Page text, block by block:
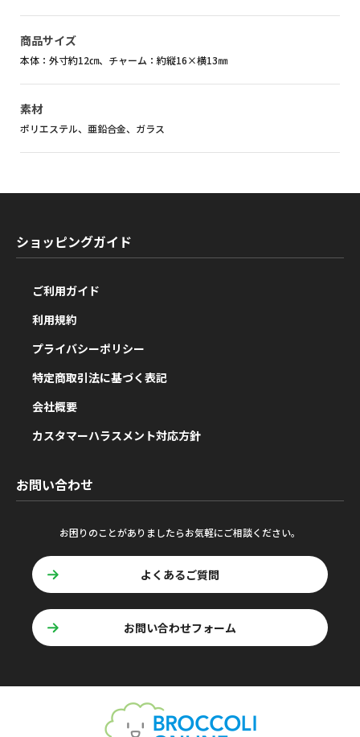
商品サイズ
本体：外寸約12㎝、チャーム：約縦16×横13㎜
素材
ポリエステル、亜鉛合金、ガラス
ショッピングガイド
ご利用ガイド
利用規約
プライバシーポリシー
特定商取引法に基づく表記
会社概要
カスタマーハラスメント対応方針
お問い合わせ
お困りのことがありましたらお気軽にご相談ください。
よくあるご質問
お問い合わせフォーム